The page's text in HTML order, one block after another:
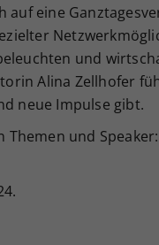
auf eine
und
Alina Zellhofer
neue Impulse gibt.
und